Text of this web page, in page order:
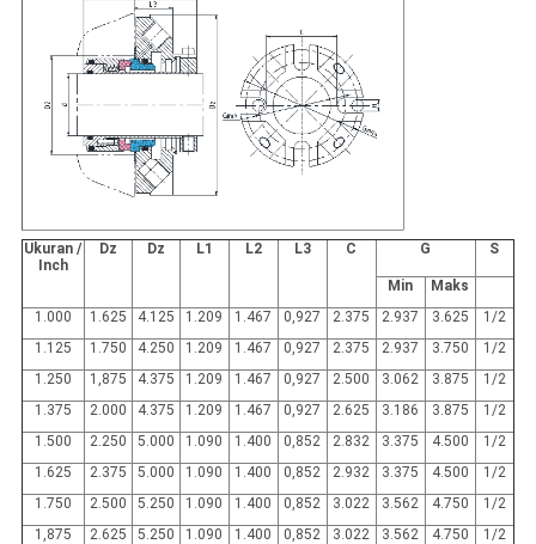
Ukuran /
Inch
Dz Dz L1 L2 L3 C G S
Min
Maks
1.000
1.625 4.125 1.209 1.467 0,927 2.375 2.937 3.625
1/2
1.125
1.750 4.250 1.209 1.467 0,927 2.375 2.937 3.750
1/2
1.250
1,875 4.375 1.209 1.467 0,927 2.500 3.062 3.875
1/2
1.375
2.000 4.375 1.209 1.467 0,927 2.625 3.186 3.875
1/2
1.500
2.250 5.000 1.090 1.400 0,852 2.832 3.375 4.500
1/2
1.625
2.375 5.000 1.090 1.400 0,852 2.932 3.375 4.500
1/2
1.750
2.500 5.250 1.090 1.400 0,852 3.022 3.562 4.750
1/2
1,875
2.625 5.250 1.090 1.400 0,852 3.022 3.562 4.750
1/2